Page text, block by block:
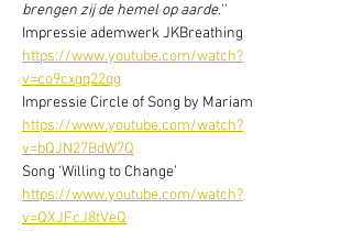
brengen zij de hemel op aarde.''
Impressie ademwerk JKBreathing
https://www.youtube.com/watch?
v=co9cxgq22qg
Impressie Circle of Song by Mariam
https://www.youtube.com/watch?
v=bQJN27BdW7Q
Song ‘Willing to Change’
https://www.youtube.com/watch?
v=QXJFcJ8tVeQ